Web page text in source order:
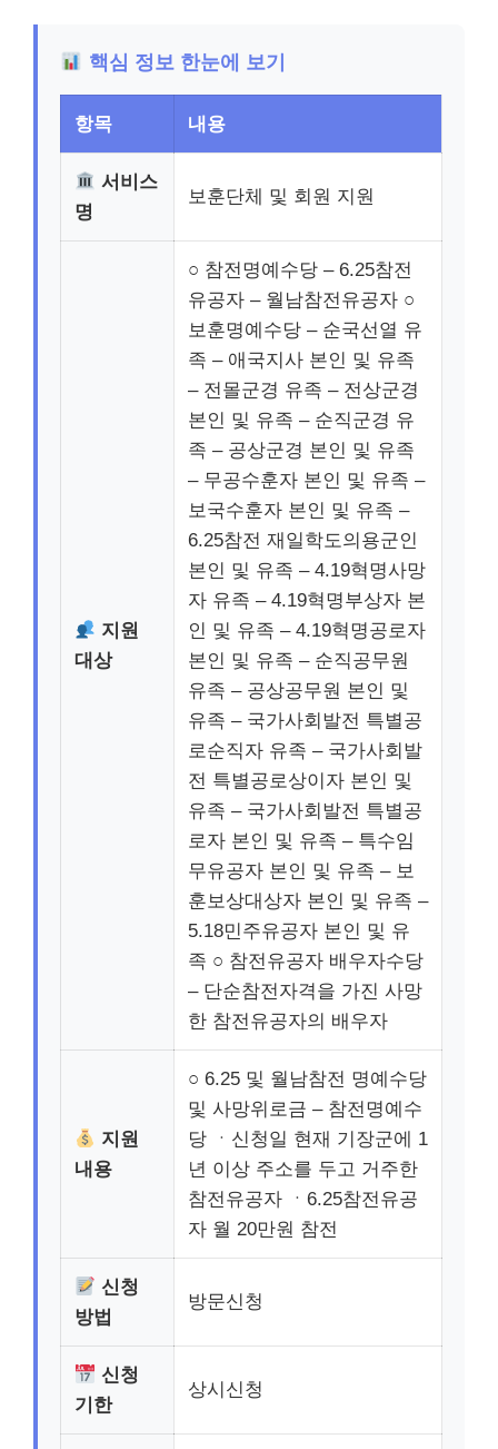
핵심 정보 한눈에 보기
항목 내용
서비스
명
보훈단체 및 회원 지원
지원
대상
○ 참전명예수당 – 6.25참전
유공자 – 월남참전유공자 ○
보훈명예수당 – 순국선열 유
족 – 애국지사 본인 및 유족
– 전몰군경 유족 – 전상군경
본인 및 유족 – 순직군경 유
족 – 공상군경 본인 및 유족
– 무공수훈자 본인 및 유족 –
보국수훈자 본인 및 유족 –
6.25참전 재일학도의용군인
본인 및 유족 – 4.19혁명사망
자 유족 – 4.19혁명부상자 본
인 및 유족 – 4.19혁명공로자
본인 및 유족 – 순직공무원
유족 – 공상공무원 본인 및
유족 – 국가사회발전 특별공
로순직자 유족 – 국가사회발
전 특별공로상이자 본인 및
유족 – 국가사회발전 특별공
로자 본인 및 유족 – 특수임
무유공자 본인 및 유족 – 보
훈보상대상자 본인 및 유족 –
5.18민주유공자 본인 및 유
족 ○ 참전유공자 배우자수당
– 단순참전자격을 가진 사망
한 참전유공자의 배우자
지원
내용
○ 6.25 및 월남참전 명예수당
및 사망위로금 – 참전명예수
당 ㆍ신청일 현재 기장군에 1
년 이상 주소를 두고 거주한
참전유공자 ㆍ6.25참전유공
자 월 20만원 참전
신청
방법
방문신청
신청
기한
상시신청